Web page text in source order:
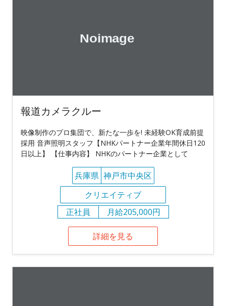
報道カメラクルー
映像制作のプロ集団で、新たな一歩を! 未経験OK育成前提
採用 音声照明スタッフ【NHKパートナー企業年間休日120
日以上】 【仕事内容】 NHKのパートナー企業として
兵庫県 神戸市中央区
クリエイティブ
正社員
月給205,000円
詳細を見る